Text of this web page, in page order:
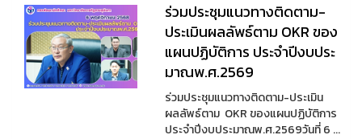
ร่วมประชุมแนวทางติดตาม-
ประเมินผลลัพธ์ตาม OKR ของ
แผนปฏิบัติการ ประจำปีงบประ
มาณพ.ศ.2569
ร่วมประชุมแนวทางติดตาม-ประเมิน
ผลลัพธ์ตาม OKR ของแผนปฏิบัติการ
ประจำปีงบประมาณพ.ศ.2569วันที่ 6 ...